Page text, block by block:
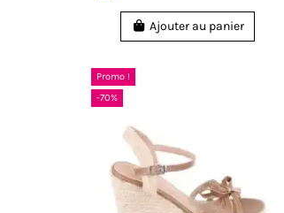
Ajouter au panier
Promo !
-70%